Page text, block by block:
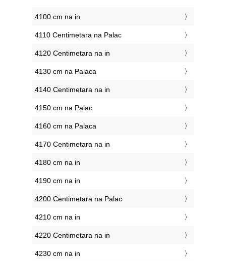
4100 cm na in
4110 Centimetara na Palac
4120 Centimetara na in
4130 cm na Palaca
4140 Centimetara na in
4150 cm na Palac
4160 cm na Palaca
4170 Centimetara na in
4180 cm na in
4190 cm na in
4200 Centimetara na Palac
4210 cm na in
4220 Centimetara na in
4230 cm na in